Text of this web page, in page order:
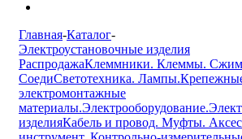
Главная-Каталог-
Электроустановочные изделия
РаспродажаКлеммники. Клеммы.
СоедиСветотехника. Лампы.
электромонтажные
материалы.Электрооборудование.
изделияКабель и провод. Муфты.